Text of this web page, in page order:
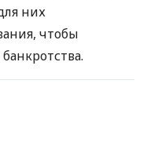
них
чтобы